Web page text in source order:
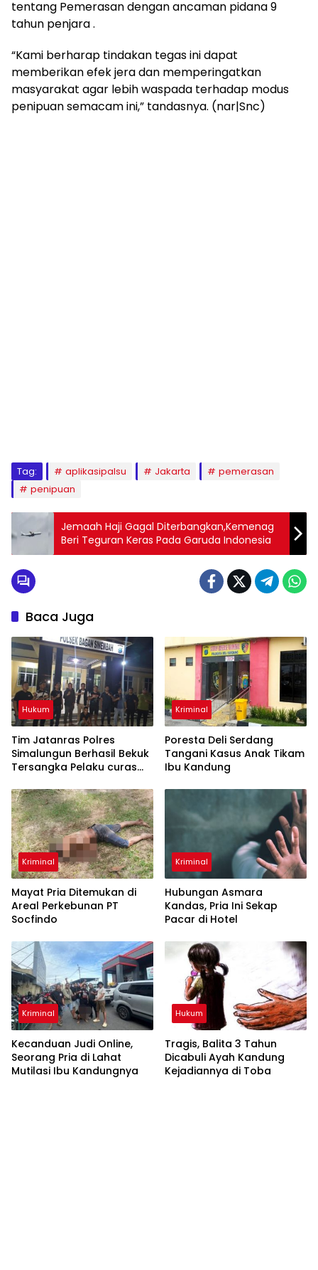
tentang Pemerasan dengan ancaman pidana 9
tahun penjara .
“Kami berharap tindakan tegas ini dapat
memberikan efek jera dan memperingatkan
masyarakat agar lebih waspada terhadap modus
penipuan semacam ini,” tandasnya. (nar|Snc)
Tag: aplikasipalsu Jakarta
pemerasan
penipuan
Jemaah Haji Gagal Diterbangkan,Kemenag
Beri Teguran Keras Pada Garuda Indonesia
Baca Juga
Hukum
Tim Jatanras Polres
Simalungun Berhasil Bekuk
Tersangka Pelaku curas
Kriminal
Poresta Deli Serdang
Tangani Kasus Anak Tikam
Ibu Kandung
Kriminal
Mayat Pria Ditemukan di
Areal Perkebunan PT
Socfindo
Kriminal
Hubungan Asmara
Kandas, Pria Ini Sekap
Pacar di Hotel
Kriminal
Kecanduan Judi Online,
Seorang Pria di Lahat
Mutilasi Ibu Kandungnya
Hukum
Tragis, Balita 3 Tahun
Dicabuli Ayah Kandung
Kejadiannya di Toba